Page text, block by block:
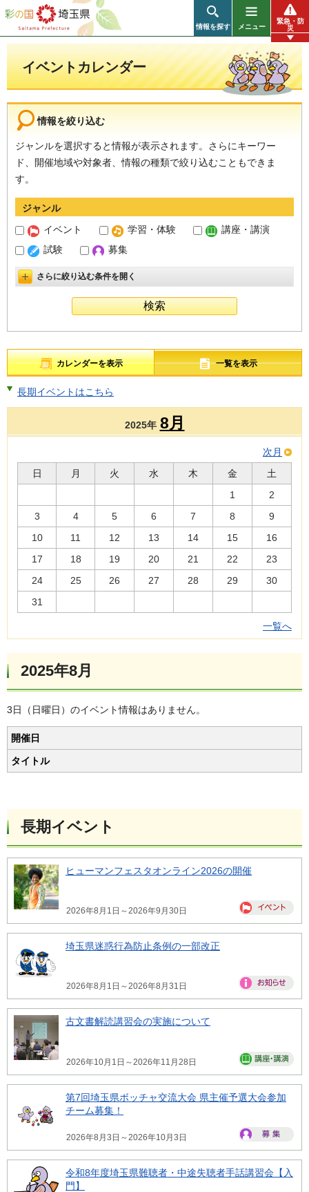
彩の国 埼玉県
情報を探す メニュー
緊急・防
災
イベントカレンダー
情報を絞り込む
ジャンルを選択すると情報が表示されます。さらにキーワー
ド、開催地域や対象者、情報の種類で絞り込むこともできま
す。
ジャンル
イベント
学習・体験
講座・講演
試験
募集
詳細設定を開く
さらに絞り込む条件を開く
カレンダーを表示 一覧を表示
長期イベントはこちら
2025年 8月
次月
日
月 火 水 木 金
土
1
2
3
4 5 6 7 8
9
10
11 12 13 14 15
16
17
18 19 20 21 22
23
24
25 26 27 28 29
30
31
一覧へ
2025年8月
3日（日曜日）のイベント情報はありません。
開催日
タイトル
長期イベント
ヒューマンフェスタオンライン2026の開催
2026年8月1日～2026年9月30日
埼玉県迷惑行為防止条例の一部改正
2026年8月1日～2026年8月31日
古文書解読講習会の実施について
2026年10月1日～2026年11月28日
第7回埼玉県ボッチャ交流大会 県主催予選大会参加
チーム募集！
2026年8月3日～2026年10月3日
令和8年度埼玉県難聴者・中途失聴者手話講習会【入
門】